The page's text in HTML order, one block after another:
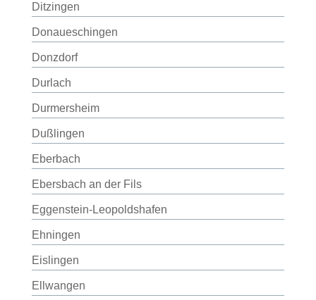
Ditzingen
Donaueschingen
Donzdorf
Durlach
Durmersheim
Dußlingen
Eberbach
Ebersbach an der Fils
Eggenstein-Leopoldshafen
Ehningen
Eislingen
Ellwangen